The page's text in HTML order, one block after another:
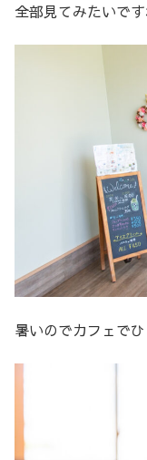
全部見てみたいです
暑いのでカフェで